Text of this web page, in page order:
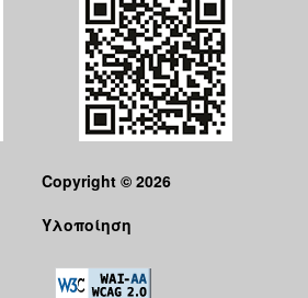
Copyright © 2026
Υλοποίηση